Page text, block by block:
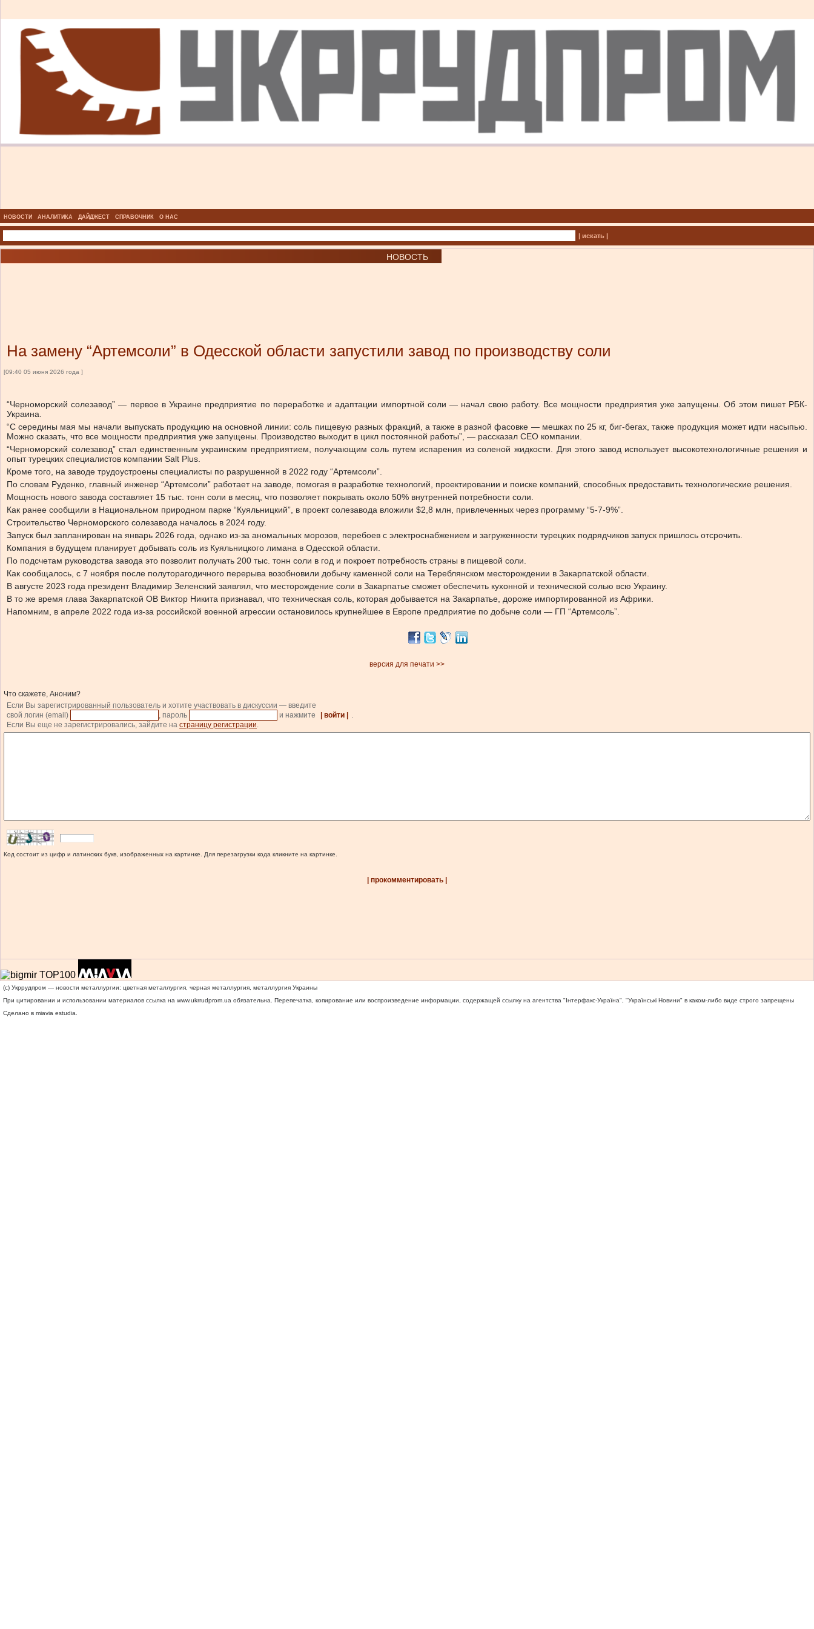
НОВОСТИ АНАЛИТИКА ДАЙДЖЕСТ СПРАВОЧНИК О НАС
| искать |
НОВОСТЬ
На замену “Артемсоли” в Одесской области запустили завод по производству соли
[09:40 05 июня 2026 года ]
“Черноморский солезавод” — первое в Украине предприятие по переработке и адаптации импортной соли — начал свою работу. Все мощности предприятия уже запущены. Об этом пишет РБК-
Украина.
“С середины мая мы начали выпускать продукцию на основной линии: соль пищевую разных фракций, а также в разной фасовке — мешках по 25 кг, биг-бегах, также продукция может идти насыпью.
Можно сказать, что все мощности предприятия уже запущены. Производство выходит в цикл постоянной работы”, — рассказал СЕО компании.
“Черноморский солезавод” стал единственным украинским предприятием, получающим соль путем испарения из соленой жидкости. Для этого завод использует высокотехнологичные решения и
опыт турецких специалистов компании Salt Plus.
Кроме того, на заводе трудоустроены специалисты по разрушенной в 2022 году “Артемсоли”.
По словам Руденко, главный инженер “Артемсоли” работает на заводе, помогая в разработке технологий, проектировании и поиске компаний, способных предоставить технологические решения.
Мощность нового завода составляет 15 тыс. тонн соли в месяц, что позволяет покрывать около 50% внутренней потребности соли.
Как ранее сообщили в Национальном природном парке “Куяльницкий”, в проект солезавода вложили $2,8 млн, привлеченных через программу “5-7-9%”.
Строительство Черноморского солезавода началось в 2024 году.
Запуск был запланирован на январь 2026 года, однако из-за аномальных морозов, перебоев с электроснабжением и загруженности турецких подрядчиков запуск пришлось отсрочить.
Компания в будущем планирует добывать соль из Куяльницкого лимана в Одесской области.
По подсчетам руководства завода это позволит получать 200 тыс. тонн соли в год и покроет потребность страны в пищевой соли.
Как сообщалось, с 7 ноября после полуторагодичного перерыва возобновили добычу каменной соли на Тереблянском месторождении в Закарпатской области.
В августе 2023 года президент Владимир Зеленский заявлял, что месторождение соли в Закарпатье сможет обеспечить кухонной и технической солью всю Украину.
В то же время глава Закарпатской ОВ Виктор Никита признавал, что техническая соль, которая добывается на Закарпатье, дороже импортированной из Африки.
Напомним, в апреле 2022 года из-за российской военной агрессии остановилось крупнейшее в Европе предприятие по добыче соли — ГП “Артемсоль”.
версия для печати >>
Что скажете, Аноним?
Если Вы зарегистрированный пользователь и хотите участвовать в дискуссии — введите
свой логин (email)
, пароль и нажмите | войти |
.
Если Вы еще не зарегистрировались, зайдите на страницу регистрации.
Код состоит из цифр и латинских букв, изображенных на картинке. Для перезагрузки кода кликните на картинке.
| прокомментировать |
(c) Укррудпром — новости металлургии: цветная металлургия, черная металлургия, металлургия Украины
При цитировании и использовании материалов ссылка на www.ukrrudprom.ua обязательна. Перепечатка, копирование или воспроизведение информации, содержащей ссылку на агентства "Iнтерфакс-Україна", "Українськi Новини" в каком-либо виде строго запрещены
Сделано в miavia estudia.